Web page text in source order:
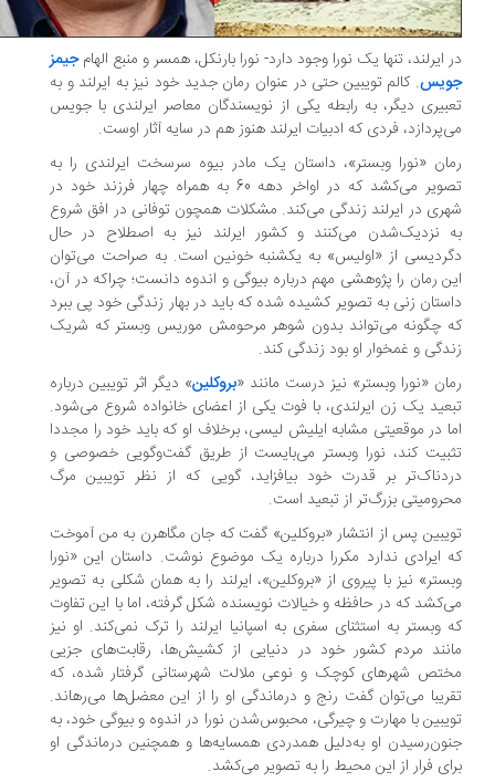
ایرلند، تنها یک نورا وجود دارد- نورا بارنکل، همسر و منبع الهامجیمز
. کالم تویبین حتی در عنوان رمان جدید خود نیز به ایرلند و به
دیگر، به رابطه یکی از نویسندگان معاصر ایرلندی با جویس
فردی که ادبیات ایرلند هنوز هم در سایه آثار اوست.
«نورا وبستر»، داستان یک مادر بیوه سرسخت ایرلندی را به
تصویر می‌کشد که در اواخر دهه 60 به همراه چهار فرزند خود در
در ایرلند زندگی می‌کند. مشکلات همچون توفانی در افق شروع
نزدیک‌شدن می‌کنند و کشور ایرلند نیز به اصطلاح در حال
از «اولیس» به یکشنبه خونین است. به صراحت می‌توان
رمان را پژوهشی مهم درباره بیوگی و اندوه دانست؛ چراکه در آن،
زنی به تصویر کشیده شده که باید در بهار زندگی خود پی ببرد
چگونه می‌تواند بدون شوهر مرحومش موریس وبستر که شریک
و غمخوار او بود زندگی کند.
«نورا وبستر» نیز درست مانند « بروکلین» دیگر اثر تویبین درباره
یک زن ایرلندی، با فوت یکی از اعضای خانواده شروع می‌شود.
در موقعیتی مشابه ایلیش لیسی، برخلاف او که باید خود را مجددا
کند، نورا وبستر می‌بایست از طریق گفت‌وگویی خصوصی و
بر قدرت خود بیافزاید، گویی که از نظر تویبین مرگ
بزرگ‌تر از تبعید است.
پس از انتشار «بروکلین» گفت که جان مگاهرن به من آموخت
ایرادی ندارد مکررا درباره یک موضوع نوشت. داستان این «نورا
نیز با پیروی از «بروکلین»، ایرلند را به همان شکلی به تصویر
که در حافظه و خیالات نویسنده شکل گرفته، اما با این تفاوت
وبستر به استثنای سفری به اسپانیا ایرلند را ترک نمی‌کند. او نیز
مردم کشور خود در دنیایی از کشیش‌ها، رقابت‌های جزیی
شهرهای کوچک و نوعی ملالت شهرستانی گرفتار شده، که
می‌توان گفت رنج و درماندگی او را از این معضل‌ها می‌رهاند.
با مهارت و چیرگی، محبوس‌شدن نورا در اندوه و بیوگی خود، به
او به‌دلیل همدردی همسایه‌ها و همچنین درماندگی او
فرار از این محیط را به تصویر می‌کشد.